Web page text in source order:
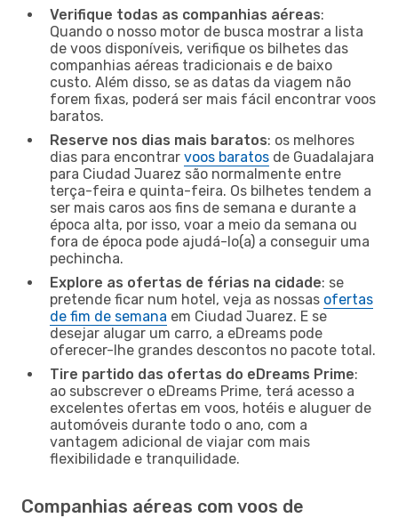
Verifique todas as companhias aéreas:
Quando o nosso motor de busca mostrar a lista
de voos disponíveis, verifique os bilhetes das
companhias aéreas tradicionais e de baixo
custo. Além disso, se as datas da viagem não
forem fixas, poderá ser mais fácil encontrar voos
baratos.
Reserve nos dias mais baratos: os melhores
dias para encontrar voos baratos de Guadalajara
para Ciudad Juarez são normalmente entre
terça-feira e quinta-feira. Os bilhetes tendem a
ser mais caros aos fins de semana e durante a
época alta, por isso, voar a meio da semana ou
fora de época pode ajudá-lo(a) a conseguir uma
pechincha.
Explore as ofertas de férias na cidade: se
pretende ficar num hotel, veja as nossas ofertas
de fim de semana em Ciudad Juarez. E se
desejar alugar um carro, a eDreams pode
oferecer-lhe grandes descontos no pacote total.
Tire partido das ofertas do eDreams Prime:
ao subscrever o eDreams Prime, terá acesso a
excelentes ofertas em voos, hotéis e aluguer de
automóveis durante todo o ano, com a
vantagem adicional de viajar com mais
flexibilidade e tranquilidade.
Companhias aéreas com voos de